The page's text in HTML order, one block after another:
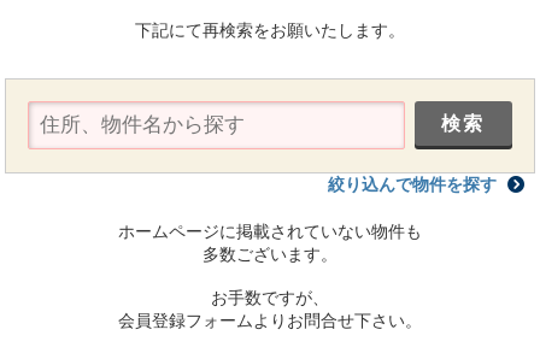
下記にて再検索をお願いたします。
絞り込んで物件を探す
ホームページに掲載されていない物件も
多数ございます。
お手数ですが、
会員登録フォームよりお問合せ下さい。